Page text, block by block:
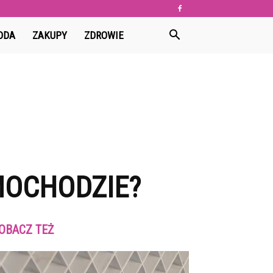
ZAKUPY ZDROWIE
TEŻ